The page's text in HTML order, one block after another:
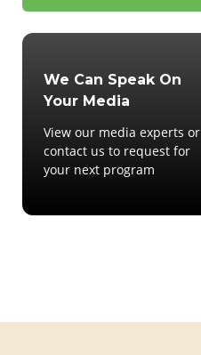
We Can Speak On
Your Media
View our media experts or
contact us to request for
your next program